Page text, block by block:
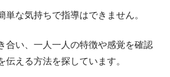
単な気持ちで指導はできません。
合い、一人一人の特徴や感覚を確認
伝える方法を探しています。